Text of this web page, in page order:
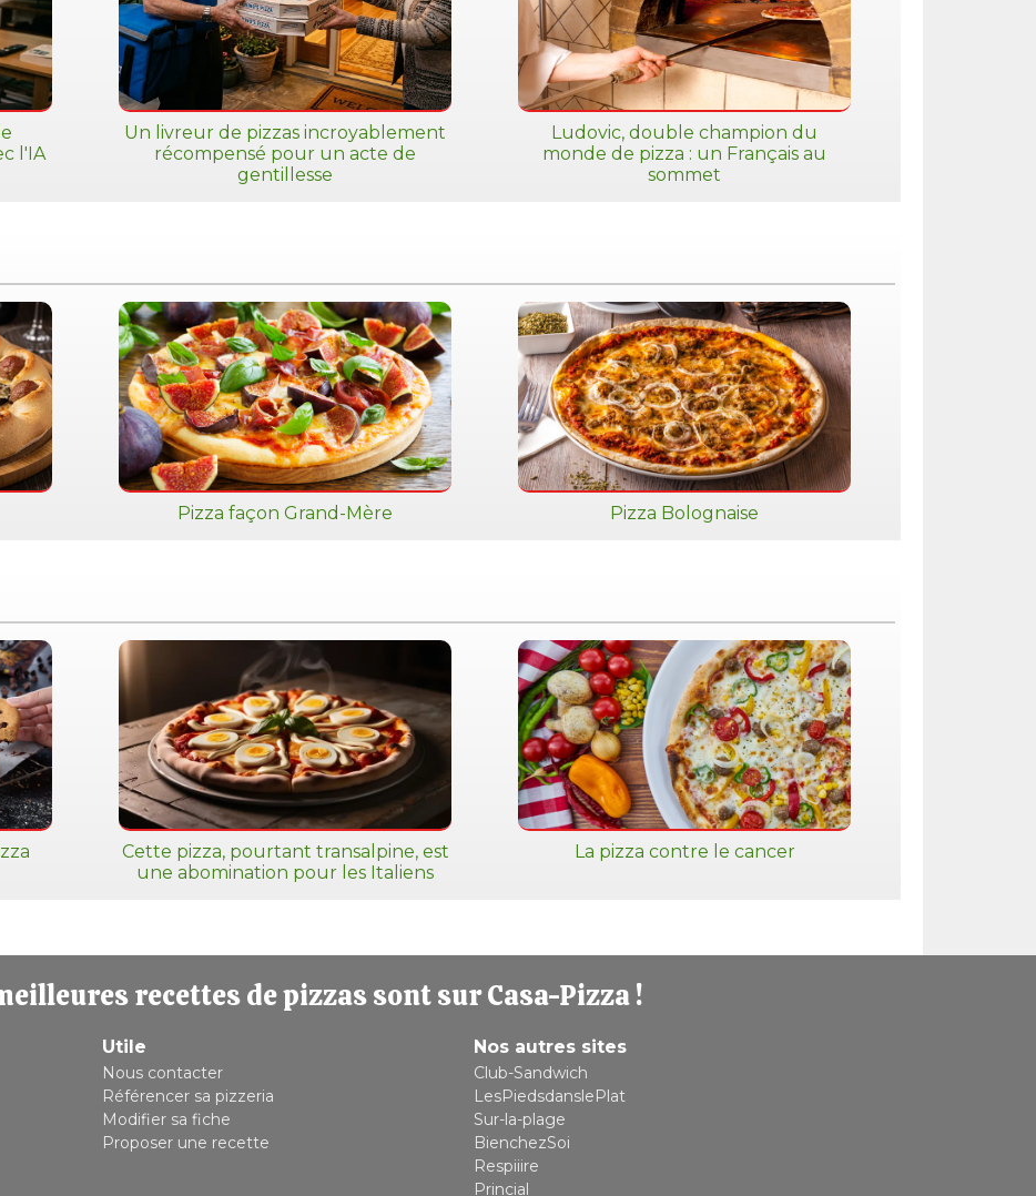
l'IA
Un livreur de pizzas incroyablement
récompensé pour un acte de
gentillesse
Ludovic, double champion du
monde de pizza : un Français au
sommet
Pizza façon Grand-Mère Pizza Bolognaise
Cette pizza, pourtant transalpine, est
une abomination pour les Italiens
La pizza contre le cancer
recettes de pizzas sont sur Casa-Pizza !
Utile
Nous contacter
Référencer sa pizzeria
Modifier sa fiche
Proposer une recette
Nos autres sites
Club-Sandwich
LesPiedsdanslePlat
Sur-la-plage
BienchezSoi
Respiiire
Princial